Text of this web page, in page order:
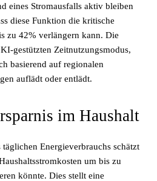
eines Stromausfalls aktiv bleiben
diese Funktion die kritische
zu 42% verlängern kann. Die
gestützten Zeitnutzungsmodus,
basierend auf regionalen
auflädt oder entlädt.
im Haushalt
Energieverbrauchs schätzt
um bis zu
könnte. Dies stellt eine